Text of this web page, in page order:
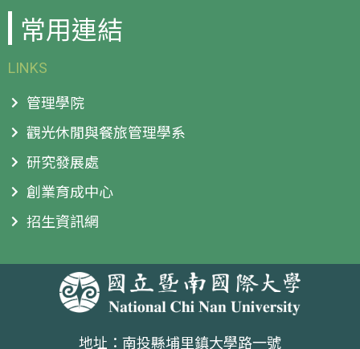
常用連結
LINKS
管理學院
觀光休閒與餐旅管理學系
研究發展處
創業育成中心
招生資訊網
地址：南投縣埔里鎮大學路一號